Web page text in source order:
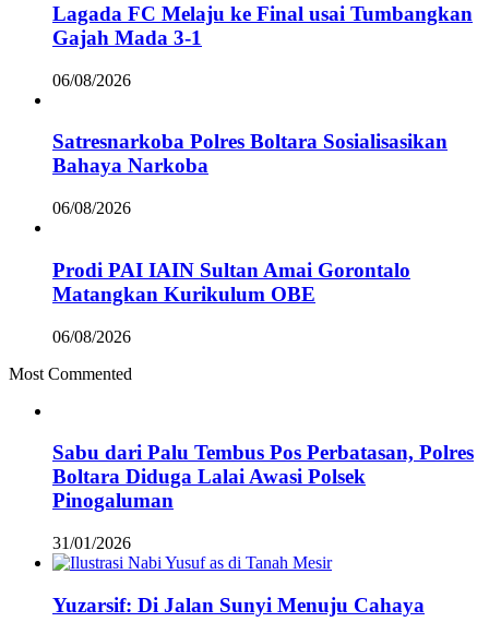
Lagada FC Melaju ke Final usai Tumbangkan
Gajah Mada 3-1
06/08/2026
Satresnarkoba Polres Boltara Sosialisasikan
Bahaya Narkoba
06/08/2026
Prodi PAI IAIN Sultan Amai Gorontalo
Matangkan Kurikulum OBE
06/08/2026
Most Commented
Sabu dari Palu Tembus Pos Perbatasan, Polres
Boltara Diduga Lalai Awasi Polsek
Pinogaluman
31/01/2026
Yuzarsif: Di Jalan Sunyi Menuju Cahaya